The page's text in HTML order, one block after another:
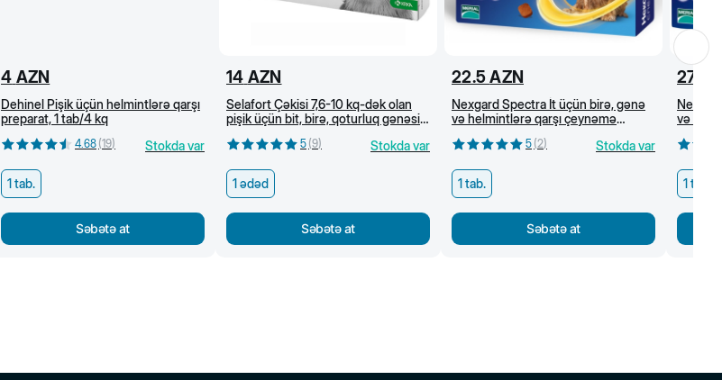
4 AZN
Dehinel Pişik üçün helmintlərə qarşı
preparat, 1 tab/4 kq
4.68 (19) Stokda var
1 tab.
Səbətə at
14 AZN
Selafort Çəkisi 7,6-10 kq-dək olan
pişik üçün bit, birə, qoturluq gənəsi
5 (9) Stokda var
1 ədəd
Səbətə at
22.5 AZN
Nexgard Spectra İt üçün birə, gənə
və helmintlərə qarşı çeynəmə
5 (2) Stokda var
1 tab.
Səbətə at
27
və
1 tab.